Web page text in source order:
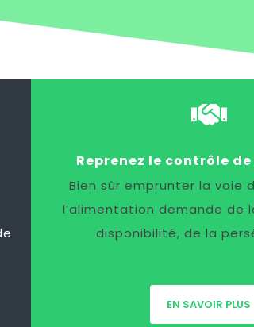
Reprenez le contrôle
Bien sûr emprunter la voie
l’alimentation demande de
disponibilité, de la
EN SAVOIR PLUS